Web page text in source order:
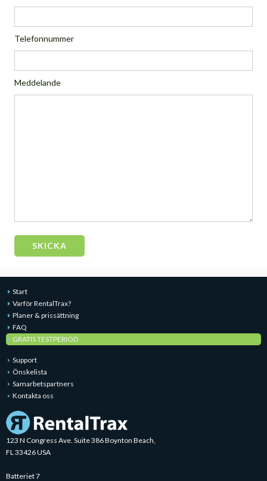
Telefonnummer
Meddelande
Please
leave
this
Start
Varför RentalTrax?
Planer & prissättning
FAQ
GRATIS TESTPERIOD
Support
Önskelista
Samarbetspartners
Kontakta oss
123 N Congress Ave. Suite 386 Boynton Beach,
FL 33426 USA
Batteriet 7